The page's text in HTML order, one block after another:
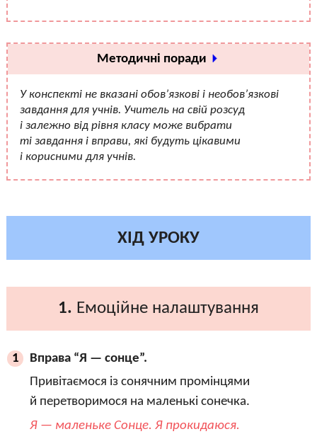
Методичні поради
У конспекті не вказані обов’язкові і необов’язкові
завдання для учнів. Учитель на свій розсуд
і залежно від рівня класу може вибрати
ті завдання і вправи, які будуть цікавими
і корисними для учнів.
ХІД УРОКУ
1. Емоційне налаштування
1
Вправа “Я — сонце”.
Привітаємося із сонячним промінцями
й перетворимося на маленькі сонечка.
Я — маленьке Сонце. Я прокидаюся.